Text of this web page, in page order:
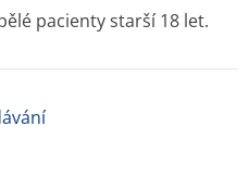
pacienty starší 18 let.